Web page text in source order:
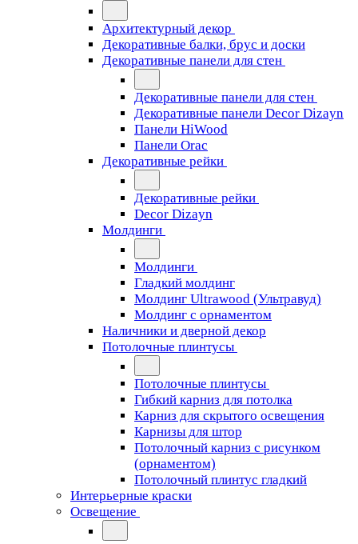
Архитектурный декор
Декоративные балки, брус и доски
Декоративные панели для стен
Декоративные панели для стен
Декоративные панели Decor Dizayn
Панели HiWood
Панели Orac
Декоративные рейки
Декоративные рейки
Decor Dizayn
Молдинги
Молдинги
Гладкий молдинг
Молдинг Ultrawood (Ультравуд)
Молдинг с орнаментом
Наличники и дверной декор
Потолочные плинтусы
Потолочные плинтусы
Гибкий карниз для потолка
Карниз для скрытого освещения
Карнизы для штор
Потолочный карниз с рисунком
(орнаментом)
Потолочный плинтус гладкий
Интерьерные краски
Освещение